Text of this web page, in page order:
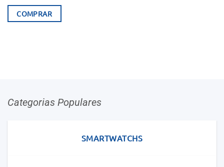
COMPRAR
Categorias Populares
SMARTWATCHS